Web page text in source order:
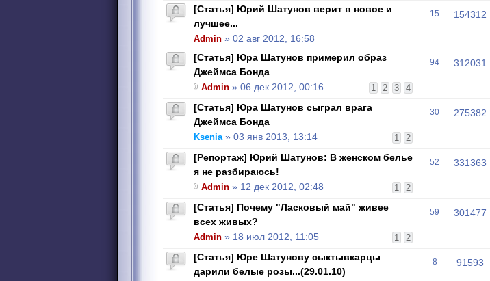
[Статья] Юрий Шатунов верит в новое и
лучшее...
Admin » 02 авг 2012, 16:58
15 154312
[Статья] Юра Шатунов примерил образ
Джеймса Бонда
1 2 3 4
Admin » 06 дек 2012, 00:16
94 312031
[Статья] Юра Шатунов сыграл врага
Джеймса Бонда
1 2
Ksenia» 03 янв 2013, 13:14
30 275382
[Репортаж] Юрий Шатунов: В женском белье
я не разбираюсь!
1 2
Admin » 12 дек 2012, 02:48
52 331363
[Статья] Почему "Ласковый май" живее
всех живых?
1 2
Admin » 18 июл 2012, 11:05
59 301477
[Статья] Юре Шатунову сыктывкарцы
дарили белые розы...(29.01.10)
8 91593